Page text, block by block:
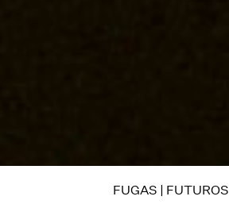
FUGAS | FUTUROS